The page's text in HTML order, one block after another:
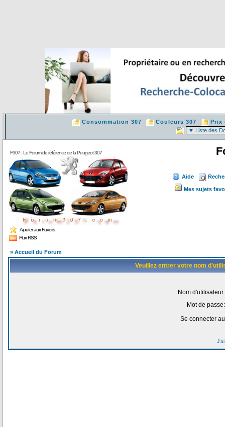
Consommation 307 Couleurs 307 Prix
F307 : Le Forum de référence de la Peugeot 307
Ajouter aux Favoris
Flux RSS
Aide
Mes sujets
» Accueil du Forum
Veuillez entrer votre nom
Nom d'utilisateur:
Mot de passe:
Se connecter